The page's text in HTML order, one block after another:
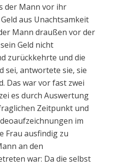
der Mann vor ihr
aus Unachtsamkeit
Mann draußen vor der
Geld nicht
zurückkehrte und die
sei, antwortete sie, sie
Das war vor fast zwei
es durch Auswertung
Zeitpunkt und
im
Frau ausfindig zu
an den
war: Da die selbst